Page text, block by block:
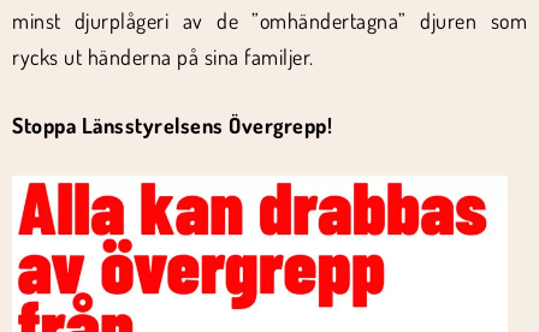
minst djurplågeri av de ”omhändertagna” djuren som
rycks ut händerna på sina familjer.
Stoppa Länsstyrelsens Övergrepp!